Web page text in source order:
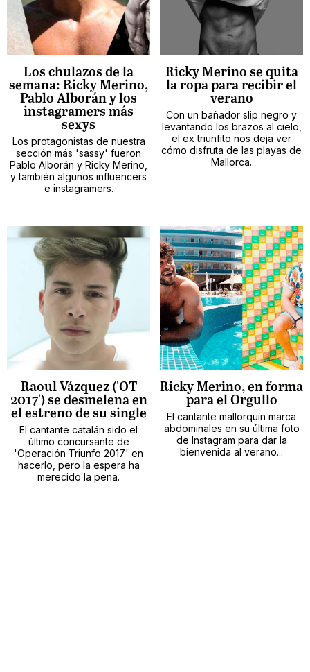
Los chulazos de la
semana: Ricky Merino,
Pablo Alborán y los
instagramers más
sexys
Los protagonistas de nuestra
sección más 'sassy' fueron
Pablo Alborán y Ricky Merino,
y también algunos influencers
e instagramers.
Ricky Merino se quita
la ropa para recibir el
verano
Con un bañador slip negro y
levantando los brazos al cielo,
el ex triunfito nos deja ver
cómo disfruta de las playas de
Mallorca.
Raoul Vázquez ('OT
2017') se desmelena en
el estreno de su single
El cantante catalán sido el
último concursante de
'Operación Triunfo 2017' en
hacerlo, pero la espera ha
merecido la pena.
Ricky Merino, en forma
para el Orgullo
El cantante mallorquín marca
abdominales en su última foto
de Instagram para dar la
bienvenida al verano...